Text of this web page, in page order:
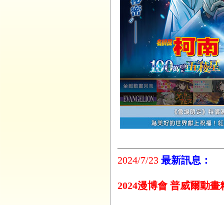
2024/7/23 最新訊息：
2024漫博會 普威爾動